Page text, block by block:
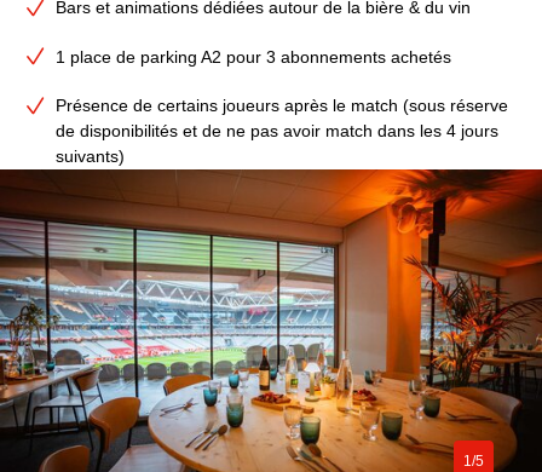
Bars et animations dédiées autour de la bière & du vin
1 place de parking A2 pour 3 abonnements achetés
Présence de certains joueurs après le match (sous réserve
de disponibilités et de ne pas avoir match dans les 4 jours
suivants)
1/5